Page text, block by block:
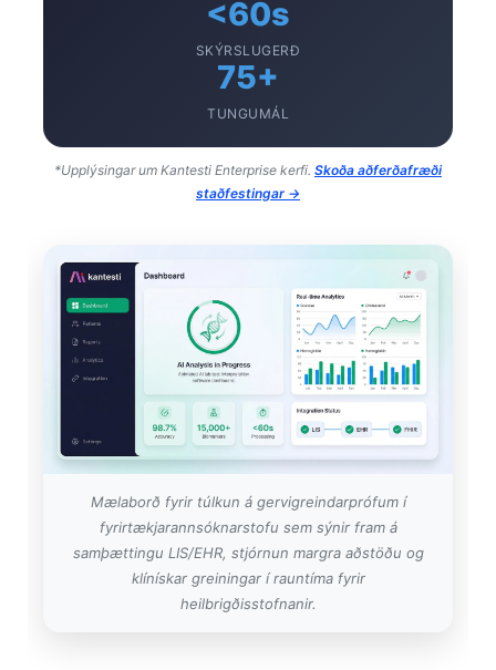
<60s
SKÝRSLUGERÐ
75+
TUNGUMÁL
*Upplýsingar um Kantesti Enterprise kerfi. Skoða aðferðafræði
staðfestingar →
Mælaborð fyrir túlkun á gervigreindarprófum í
fyrirtækjarannsóknarstofu sem sýnir fram á
samþættingu LIS/EHR, stjórnun margra aðstöðu og
klínískar greiningar í rauntíma fyrir
heilbrigðisstofnanir.